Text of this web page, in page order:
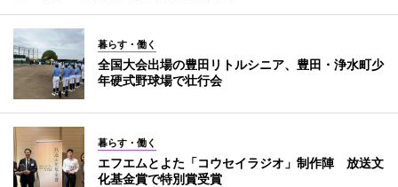
暮らす・働く
全国大会出場の豊田リトルシニア、豊田・浄水町少
年硬式野球場で壮行会
暮らす・働く
エフエムとよた「コウセイラジオ」制作陣 放送文
化基金賞で特別賞受賞